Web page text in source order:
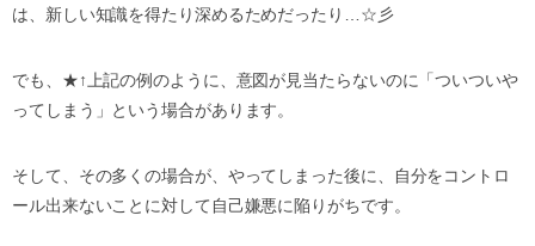
は、新しい知識を得たり深めるためだったり…☆彡
でも、★↑上記の例のように、意図が見当たらないのに「ついついや
ってしまう」という場合があります。
そして、その多くの場合が、やってしまった後に、自分をコントロ
ール出来ないことに対して自己嫌悪に陥りがちです。